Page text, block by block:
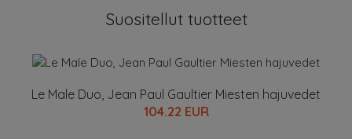
Suositellut tuotteet
Le Male Duo, Jean Paul Gaultier Miesten hajuvedet
104.22 EUR